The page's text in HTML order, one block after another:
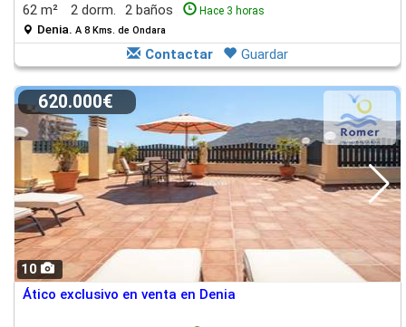
62 m² 2 dorm. 2 baños Hace 3 horas
Denia. A 8 Kms. de Ondara
Contactar Guardar
10
620.000€
Ático exclusivo en venta en Denia